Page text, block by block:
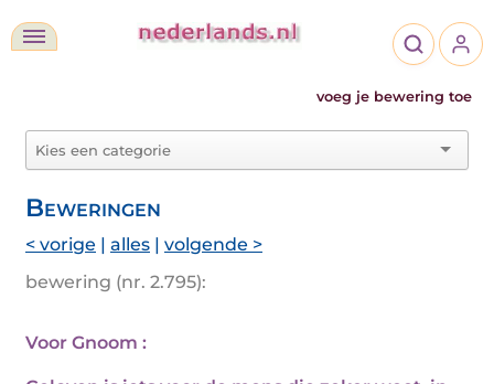
voeg je bewering toe
Beweringen
< vorige | alles | volgende >
bewering (nr. 2.795):
Voor Gnoom :